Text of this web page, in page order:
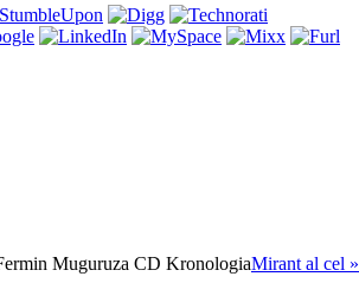
Muguruza CD KronologiaMirant al cel »